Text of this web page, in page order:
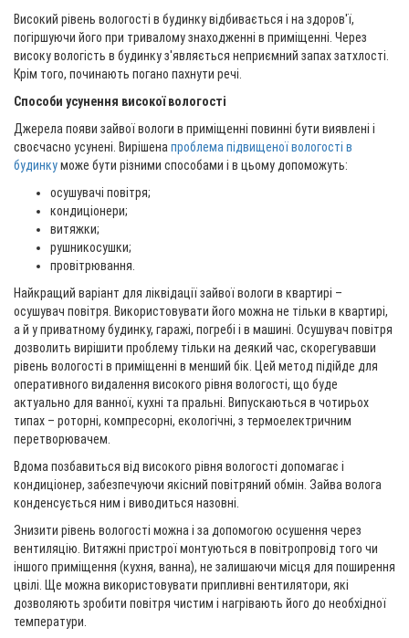
Високий рівень вологості в будинку відбивається і на здоров'ї,
погіршуючи його при тривалому знаходженні в приміщенні. Через
високу вологість в будинку з'являється неприємний запах затхлості.
Крім того, починають погано пахнути речі.
Способи усунення високої вологості
Джерела появи зайвої вологи в приміщенні повинні бути виявлені і
своєчасно усунені. Вирішена проблема підвищеної вологості в
будинкуможе бути різними способами і в цьому допоможуть:
осушувачі повітря;
кондиціонери;
витяжки;
рушникосушки;
провітрювання.
Найкращий варіант для ліквідації зайвої вологи в квартирі –
осушувач повітря. Використовувати його можна не тільки в квартирі,
а й у приватному будинку, гаражі, погребі і в машині. Осушувач повітря
дозволить вирішити проблему тільки на деякий час, скорегувавши
рівень вологості в приміщенні в менший бік. Цей метод підійде для
оперативного видалення високого рівня вологості, що буде
актуально для ванної, кухні та пральні. Випускаються в чотирьох
типах – роторні, компресорні, екологічні, з термоелектричним
перетворювачем.
Вдома позбавиться від високого рівня вологості допомагає і
кондиціонер, забезпечуючи якісний повітряний обмін. Зайва волога
конденсується ним і виводиться назовні.
Знизити рівень вологості можна і за допомогою осушення через
вентиляцію. Витяжні пристрої монтуються в повітропровід того чи
іншого приміщення (кухня, ванна), не залишаючи місця для поширення
цвілі. Ще можна використовувати припливні вентилятори, які
дозволяють зробити повітря чистим і нагрівають його до необхідної
температури.